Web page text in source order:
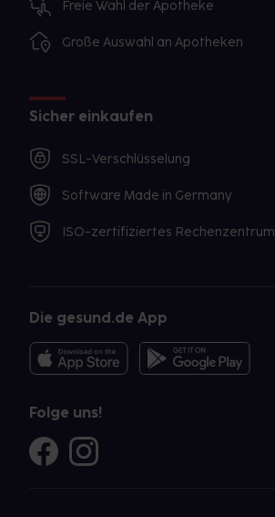
Freie Wahl der Apotheke
Große Auswahl an Apotheken
Sicher einkaufen
SSL-Verschlüsselung
Software Made in Germany
ISO-zertifiziertes Rechenzentrum
Die gesund.de App
Folge uns!